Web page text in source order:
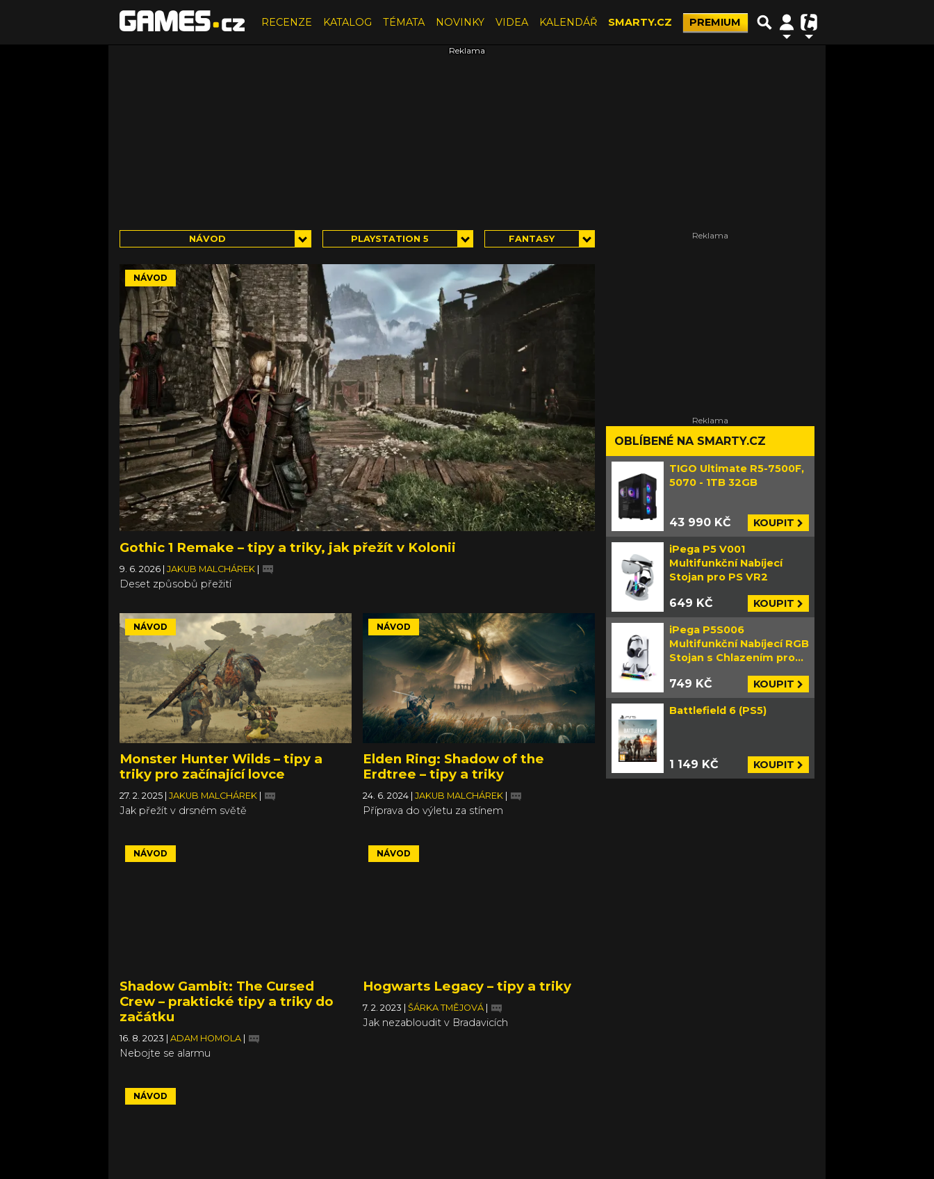
RECENZE KATALOG TÉMATA NOVINKY VIDEA KALENDÁŘ SMARTY.CZ PREMIUM
NÁVOD PLAYSTATION 5 FANTASY
NÁVOD
Gothic 1 Remake – tipy a triky, jak přežít v Kolonii
9. 6. 2026 | JAKUB MALCHÁREK |
Deset způsobů přežití
NÁVOD
Monster Hunter Wilds – tipy a
triky pro začínající lovce
27. 2. 2025 JAKUB MALCHÁREK
Jak přežít v drsném světě
NÁVOD
Elden Ring: Shadow of the
Erdtree – tipy a triky
24. 6. 2024 JAKUB MALCHÁREK
Příprava do výletu za stínem
NÁVOD
Shadow Gambit: The Cursed
Crew – praktické tipy a triky do
začátku
16. 8. 2023 ADAM HOMOLA
Nebojte se alarmu
NÁVOD
Hogwarts Legacy – tipy a triky
7. 2. 2023 ŠÁRKA TMĚJOVÁ
Jak nezabloudit v Bradavicích
NÁVOD
OBLÍBENÉ NA SMARTY.CZ
TIGO Ultimate R5-7500F,
5070 - 1TB 32GB
43 990 KČ KOUPIT
iPega P5 V001
Multifunkční Nabíjecí
Stojan pro PS VR2
649 KČ KOUPIT
iPega P5S006
Multifunkční Nabíjecí RGB
Stojan s Chlazením pro
749 KČ KOUPIT
Battlefield 6 (PS5)
1 149 KČ KOUPIT